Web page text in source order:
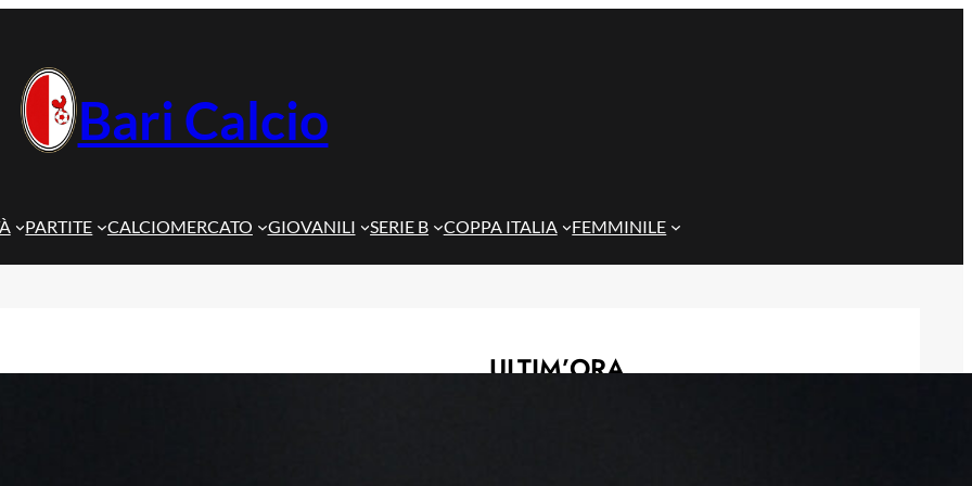
Bari Calcio
PARTITE CALCIOMERCATO GIOVANILI SERIE B COPPA ITALIA FEMMINILE
ULTIM’ORA